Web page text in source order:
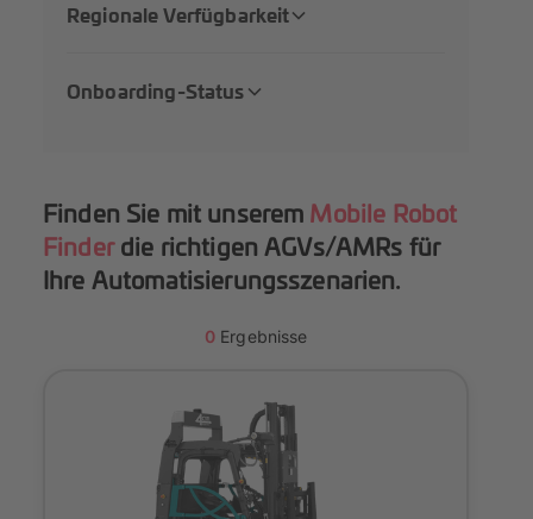
Regionale Verfügbarkeit
Onboarding-Status
Finden Sie mit unserem Mobile Robot
Finderdie richtigen AGVs/AMRs für
Ihre Automatisierungsszenarien.
0Ergebnisse